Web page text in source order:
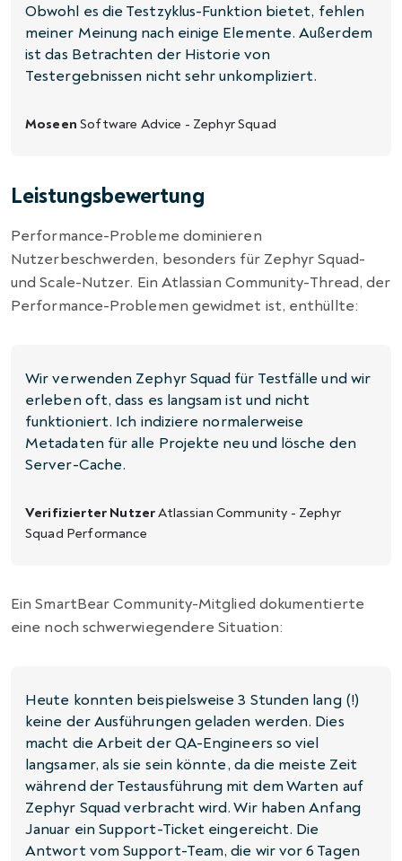
Obwohl es die Testzyklus-Funktion bietet, fehlen
meiner Meinung nach einige Elemente. Außerdem
ist das Betrachten der Historie von
Testergebnissen nicht sehr unkompliziert.
MoseenSoftware Advice - Zephyr Squad
Leistungsbewertung
Performance-Probleme dominieren
Nutzerbeschwerden, besonders für Zephyr Squad-
und Scale-Nutzer. Ein Atlassian Community-Thread, der
Performance-Problemen gewidmet ist, enthüllte:
Wir verwenden Zephyr Squad für Testfälle und wir
erleben oft, dass es langsam ist und nicht
funktioniert. Ich indiziere normalerweise
Metadaten für alle Projekte neu und lösche den
Server-Cache.
Verifizierter NutzerAtlassian Community - Zephyr
Squad Performance
Ein SmartBear Community-Mitglied dokumentierte
eine noch schwerwiegendere Situation:
Heute konnten beispielsweise 3 Stunden lang (!)
keine der Ausführungen geladen werden. Dies
macht die Arbeit der QA-Engineers so viel
langsamer, als sie sein könnte, da die meiste Zeit
während der Testausführung mit dem Warten auf
Zephyr Squad verbracht wird. Wir haben Anfang
Januar ein Support-Ticket eingereicht. Die
Antwort vom Support-Team, die wir vor 6 Tagen